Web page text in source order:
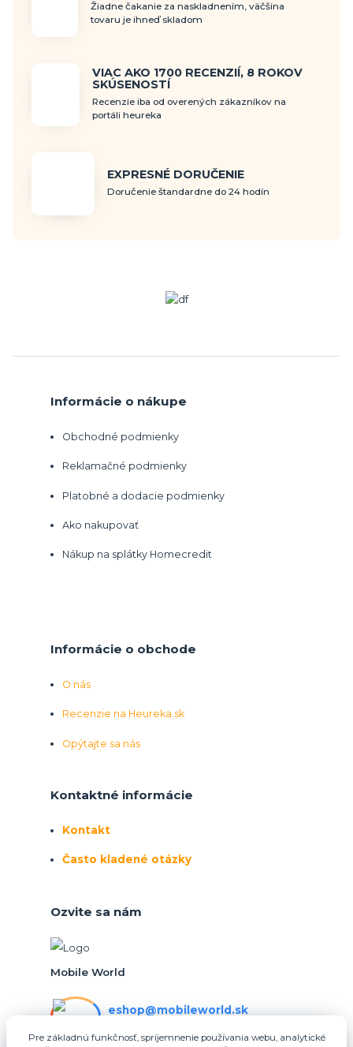
Žiadne čakanie za naskladnením, väčšina
tovaru je ihneď skladom
VIAC AKO 1700 RECENZIÍ, 8 ROKOV
SKÚSENOSTÍ
Recenzie iba od overených zákazníkov na
portáli heureka
EXPRESNÉ DORUČENIE
Doručenie štandardne do 24 hodín
Informácie o nákupe
Obchodné podmienky
Reklamačné podmienky
Platobné a dodacie podmienky
Ako nakupovať
Nákup na splátky Homecredit
Informácie o obchode
O nás
Recenzie na Heureka.sk
Opýtajte sa nás
Kontaktné informácie
Kontakt
Často kladené otázky
Ozvite sa nám
Mobile World
eshop@mobileworld.sk
Pre základnú funkčnosť, spríjemnenie používania webu, analytické